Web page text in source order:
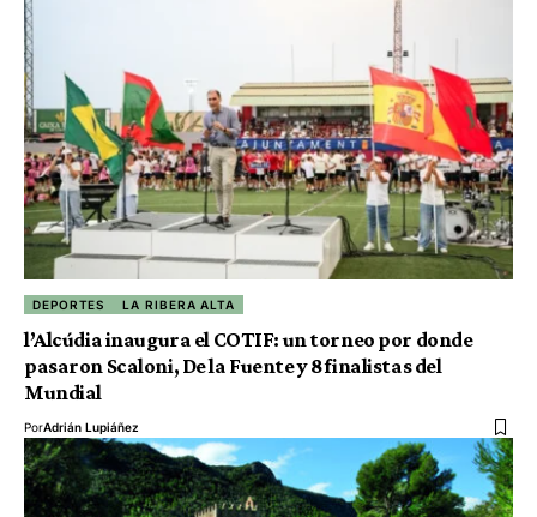
DEPORTES LA RIBERA ALTA
l’Alcúdia inaugura el COTIF: un torneo por donde
pasaron Scaloni, De la Fuente y 8 finalistas del
Mundial
PorAdrián Lupiáñez